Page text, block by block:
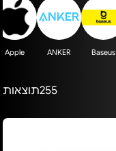
Baseus
ANKER
Apple
255תוצאות